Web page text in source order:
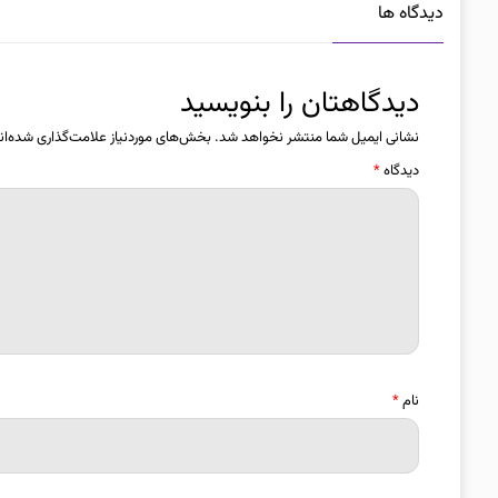
دیدگاه ها
دیدگاهتان را بنویسید
نشانی ایمیل شما منتشر نخواهد شد. بخش‌های موردنیاز علامت‌گذاری
دیدگاه*
نام*